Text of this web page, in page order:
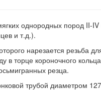
однородных пород II-
и т.д.).
нарезается резьба
в торце короночного
резца.
трубой диаметром